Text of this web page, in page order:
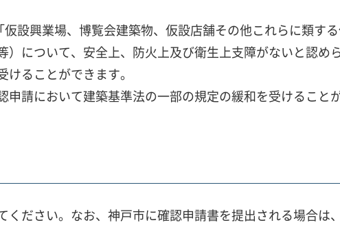
設興業場、博覧会建築物、仮設店舗その他これらに類す
）について、安全上、防火上及び衛生上支障がないと認め
ることができます。
申請において建築基準法の一部の規定の緩和を受けること
ください。なお、神戸市に確認申請書を提出される場合は